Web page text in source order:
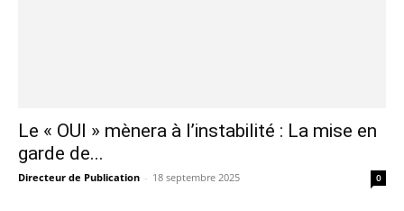
Le « OUI » mènera à l’instabilité : La mise en
garde de...
Directeur de Publication - 18 septembre 2025 0